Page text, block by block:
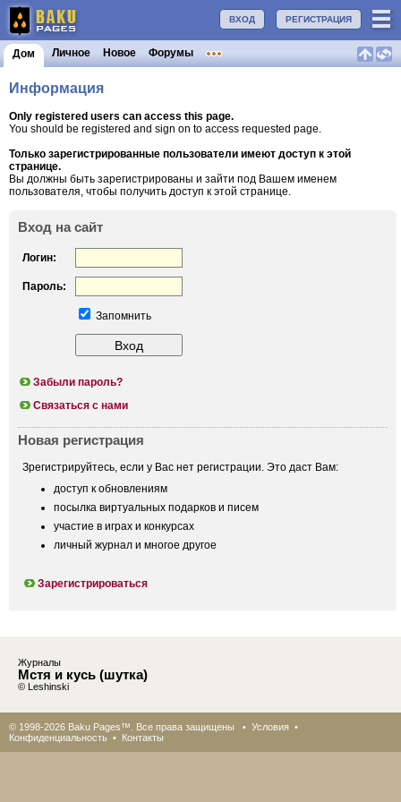
РЕГИСТРАЦИЯ
ВХОД
Дом Личное Новое Форумы
Информация
Only registered users can access this page.
You should be registered and sign on to access requested page.
Только зарегистрированные пользователи имеют доступ к этой
странице.
Вы должны быть зарегистрированы и зайти под Вашем именем
пользователя, чтобы получить доступ к этой странице.
Вход на сайт
Логин:
Пароль:
Запомнить
Забыли пароль?
Связаться с нами
Новая регистрация
Зрегистрируйтесь, если у Вас нет регистрации. Это даст Вам:
доступ к обновлениям
посылка виртуальных подарков и писем
участие в играх и конкурсах
личный журнал и многое другое
Зарегистрироваться
Журналы
Мстя и кусь (шутка)
© Leshinski
© 1998-2026 Baku Pages™. Все права защищены • Условия •
Конфиденциальность • Контакты